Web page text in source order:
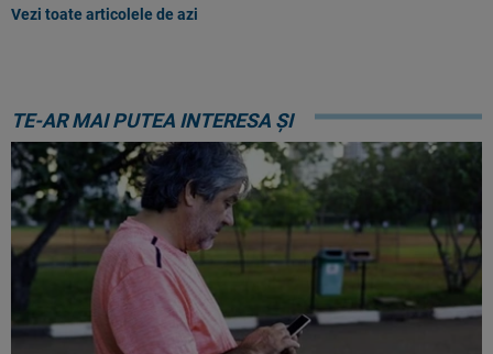
Vezi toate articolele de azi
TE-AR MAI PUTEA INTERESA ȘI